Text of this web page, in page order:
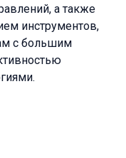
а также
инструментов,
с большим